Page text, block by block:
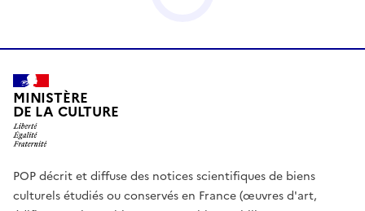
MINISTÈRE
DE LA CULTURE
POP décrit et diffuse des notices scientifiques de biens
culturels étudiés ou conservés en France (œuvres d'art,